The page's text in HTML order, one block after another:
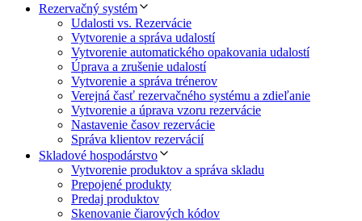
Rezervačný systém
Udalosti vs. Rezervácie
Vytvorenie a správa udalostí
Vytvorenie automatického opakovania udalostí
Úprava a zrušenie udalostí
Vytvorenie a správa trénerov
Verejná časť rezervačného systému a zdieľanie
Vytvorenie a úprava vzoru rezervácie
Nastavenie časov rezervácie
Správa klientov rezervácií
Skladové hospodárstvo
Vytvorenie produktov a správa skladu
Prepojené produkty
Predaj produktov
Skenovanie čiarových kódov